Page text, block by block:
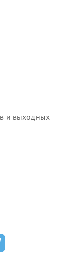
и выходных